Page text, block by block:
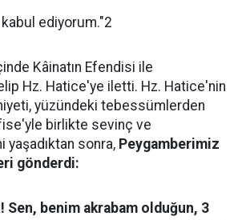
ediyorum."2
Kâinatın Efendisi ile
Hz. Hatice'ye iletti. Hz. Hatice'nin
yüzündeki tebessümlerden
birlikte sevinç ve
yaşadıktan sonra, Peygamberimiz
gönderdi:
Sen, benim akrabam olduğun, 3